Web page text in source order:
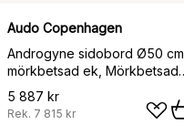
Audo Copenhagen
Androgyne sidobord Ø50 cm
mörkbetsad ek, Mörkbetsad
ek-bordsskiva
5 887 kr
Rek. 7 815 kr